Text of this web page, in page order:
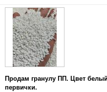
Продам гранулу ПП. Цвет
первички.